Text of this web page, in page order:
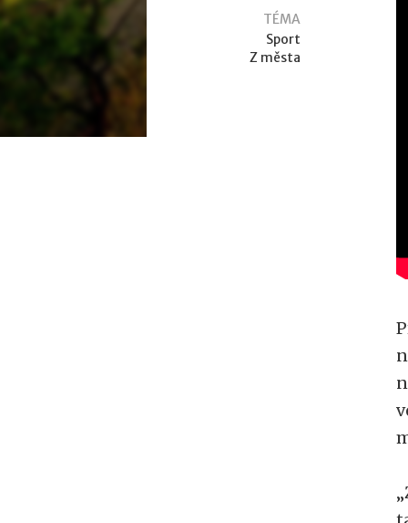
TÉMA
Sport
Z města